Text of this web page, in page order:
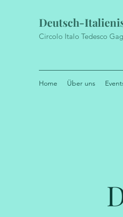
Deutsch-
Circolo Italo Tedesco
Home Über uns